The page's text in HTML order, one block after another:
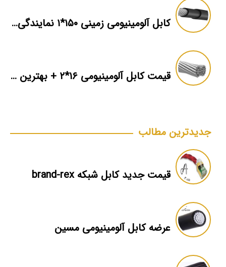
کابل آلومینیومی زمینی ۱۵۰*۱ نمایندگی فروش
قیمت کابل آلومینیومی ۱۶*۲ + بهترین برند بازار + اطلاعات فنی
جدیدترین مطالب
قیمت جدید کابل شبکه brand-rex
عرضه کابل آلومینیومی مسین